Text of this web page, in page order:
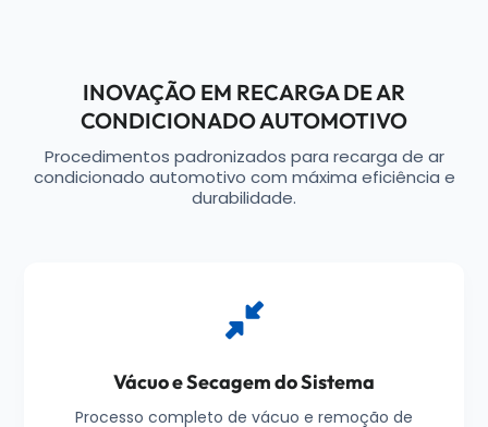
INOVAÇÃO EM RECARGA DE AR
CONDICIONADO AUTOMOTIVO
Procedimentos padronizados para recarga de ar
condicionado automotivo com máxima eficiência e
durabilidade.
Vácuo e Secagem do Sistema
Processo completo de vácuo e remoção de